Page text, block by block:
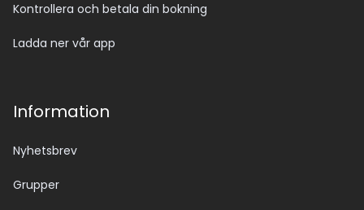
Kontrollera och betala din bokning
Ladda ner vår app
Information
Nyhetsbrev
Grupper